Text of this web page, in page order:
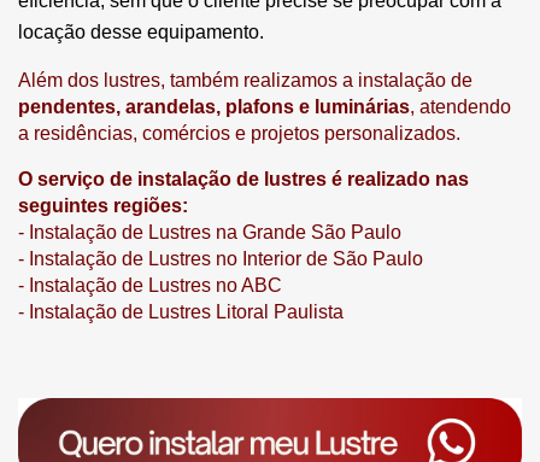
locação desse equipamento.
Além dos lustres, também realizamos a instalação de
pendentes, arandelas, plafons e luminárias, atendendo
a residências, comércios e projetos personalizados.
O serviço de instalação de lustres é realizado nas
seguintes regiões:
- Instalação de Lustres na Grande São Paulo
- Instalação de Lustres no Interior de São Paulo
- Instalação de Lustres no ABC
- Instalação de Lustres Litoral Paulista